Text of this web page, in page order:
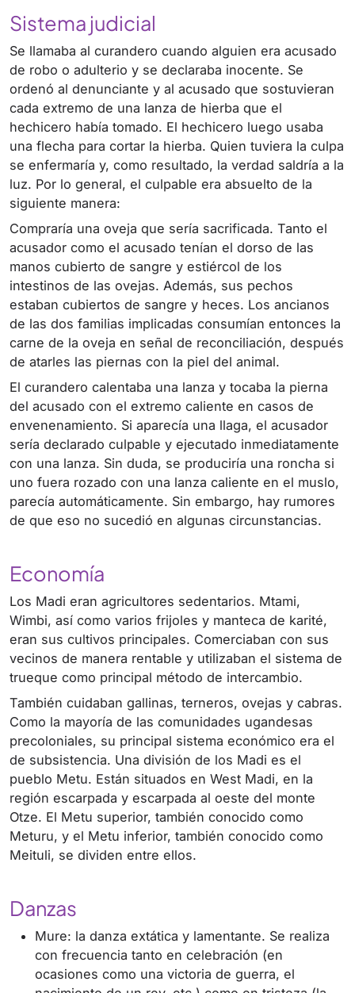
Sistema judicial
Se llamaba al curandero cuando alguien era acusado
de robo o adulterio y se declaraba inocente. Se
ordenó al denunciante y al acusado que sostuvieran
cada extremo de una lanza de hierba que el
hechicero había tomado. El hechicero luego usaba
una flecha para cortar la hierba. Quien tuviera la culpa
se enfermaría y, como resultado, la verdad saldría a la
luz. Por lo general, el culpable era absuelto de la
siguiente manera:
Compraría una oveja que sería sacrificada. Tanto el
acusador como el acusado tenían el dorso de las
manos cubierto de sangre y estiércol de los
intestinos de las ovejas. Además, sus pechos
estaban cubiertos de sangre y heces. Los ancianos
de las dos familias implicadas consumían entonces la
carne de la oveja en señal de reconciliación, después
de atarles las piernas con la piel del animal.
El curandero calentaba una lanza y tocaba la pierna
del acusado con el extremo caliente en casos de
envenenamiento. Si aparecía una llaga, el acusador
sería declarado culpable y ejecutado inmediatamente
con una lanza. Sin duda, se produciría una roncha si
uno fuera rozado con una lanza caliente en el muslo,
parecía automáticamente. Sin embargo, hay rumores
de que eso no sucedió en algunas circunstancias.
Economía
Los Madi eran agricultores sedentarios. Mtami,
Wimbi, así como varios frijoles y manteca de karité,
eran sus cultivos principales. Comerciaban con sus
vecinos de manera rentable y utilizaban el sistema de
trueque como principal método de intercambio.
También cuidaban gallinas, terneros, ovejas y cabras.
Como la mayoría de las comunidades ugandesas
precoloniales, su principal sistema económico era el
de subsistencia. Una división de los Madi es el
pueblo Metu. Están situados en West Madi, en la
región escarpada y escarpada al oeste del monte
Otze. El Metu superior, también conocido como
Meturu, y el Metu inferior, también conocido como
Meituli, se dividen entre ellos.
Danzas
Mure: la danza extática y lamentante. Se realiza
con frecuencia tanto en celebración (en
ocasiones como una victoria de guerra, el